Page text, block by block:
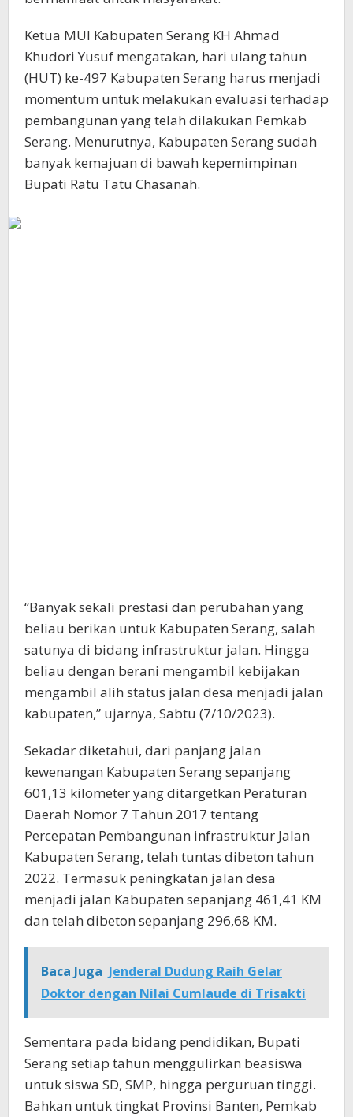
Ketua MUI Kabupaten Serang KH Ahmad
Khudori Yusuf mengatakan, hari ulang tahun
(HUT) ke-497 Kabupaten Serang harus menjadi
momentum untuk melakukan evaluasi terhadap
pembangunan yang telah dilakukan Pemkab
Serang. Menurutnya, Kabupaten Serang sudah
banyak kemajuan di bawah kepemimpinan
Bupati Ratu Tatu Chasanah.
“Banyak sekali prestasi dan perubahan yang
beliau berikan untuk Kabupaten Serang, salah
satunya di bidang infrastruktur jalan. Hingga
beliau dengan berani mengambil kebijakan
mengambil alih status jalan desa menjadi jalan
kabupaten,” ujarnya, Sabtu (7/10/2023).
Sekadar diketahui, dari panjang jalan
kewenangan Kabupaten Serang sepanjang
601,13 kilometer yang ditargetkan Peraturan
Daerah Nomor 7 Tahun 2017 tentang
Percepatan Pembangunan infrastruktur Jalan
Kabupaten Serang, telah tuntas dibeton tahun
2022. Termasuk peningkatan jalan desa
menjadi jalan Kabupaten sepanjang 461,41 KM
dan telah dibeton sepanjang 296,68 KM.
Baca Juga Jenderal Dudung Raih Gelar
Doktor dengan Nilai Cumlaude di Trisakti
Sementara pada bidang pendidikan, Bupati
Serang setiap tahun menggulirkan beasiswa
untuk siswa SD, SMP, hingga perguruan tinggi.
Bahkan untuk tingkat Provinsi Banten, Pemkab